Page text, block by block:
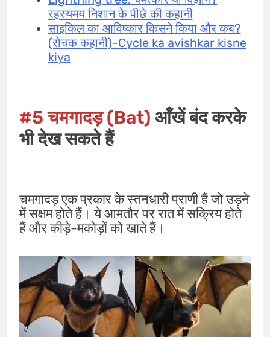
रहस्यमय निशान के पीछे की कहानी
साइकिल का आविष्कार किसने किया और कब?
(रोचक कहानी)-Cycle ka avishkar kisne
kiya
#5चमगादड़(Bat) आँखें बंद करके
भी देख सकते हैं
चमगादड़ एक प्रकार के स्तनधारी प्राणी हैं जो उड़ने
में सक्षम होते हैं। ये आमतौर पर रात में सक्रिय होते
हैं और कीड़े-मकोड़ों को खाते हैं।